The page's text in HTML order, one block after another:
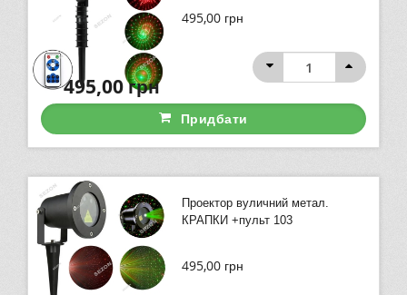
495,00 грн
495,00грн
Придбати
Проектор вуличний метал.
КРАПКИ +пульт 103
495,00 грн